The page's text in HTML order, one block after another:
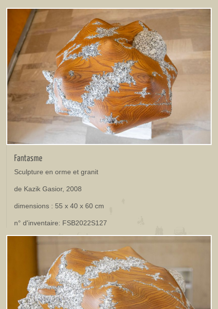
Fantasme
Sculpture en orme et granit
de Kazik Gasior, 2008
dimensions : 55 x 40 x 60 cm
n° d'inventaire: FSB2022S127